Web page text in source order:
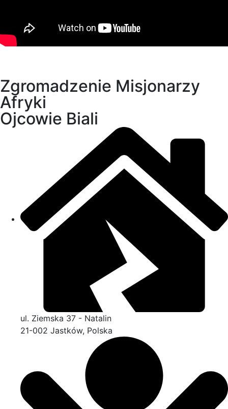
Zgromadzenie Misjonarzy
Afryki
Ojcowie Biali
ul. Ziemska 37 - Natalin
21-002 Jastków, Polska